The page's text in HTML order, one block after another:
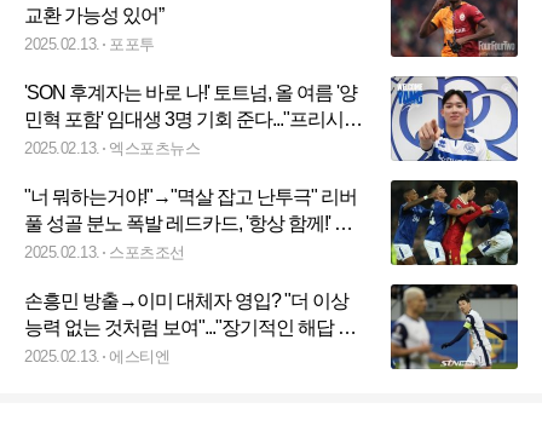
교환 가능성 있어”
2025.02.13. 포포투
'SON 후계자는 바로 나!' 토트넘, 올 여름 '양
민혁 포함' 임대생 3명 기회 준다..."프리시즌
서 경쟁력 확인"
2025.02.13. 엑스포츠뉴스
"너 뭐하는거야!"→"멱살 잡고 난투극" 리버
풀 성골 분노 폭발 레드카드, '항상 함께!' 침
묵 깼다
2025.02.13. 스포츠조선
손흥민 방출→이미 대체자 영입? "더 이상
능력 없는 것처럼 보여"..."장기적인 해답 될
수 있어"
2025.02.13. 에스티엔